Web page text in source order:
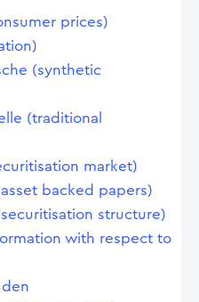
prices)
(synthetic
(traditional
market)
backed papers)
structure)
with respect to